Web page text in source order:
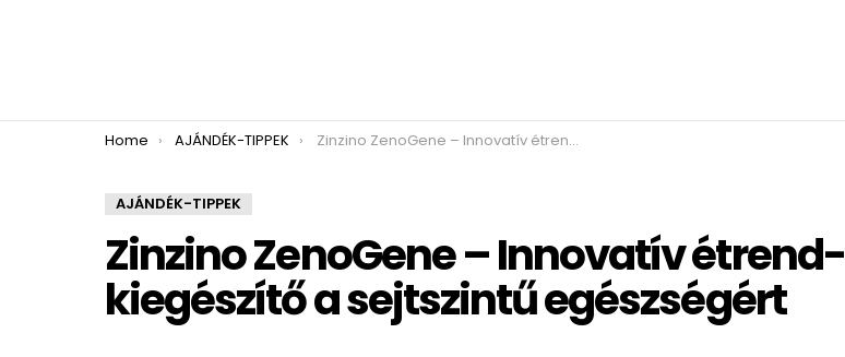
You are here:
Home AJÁNDÉK-TIPPEK Zinzino ZenoGene – Innovatív étrend-kiegészítő a sejtszintű egészségért
AJÁNDÉK-TIPPEK
Zinzino ZenoGene – Innovatív étrend-
kiegészítő a sejtszintű egészségért